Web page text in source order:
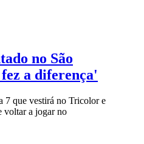
no São
a diferença'
7 que vestirá no Tricolor e
voltar a jogar no